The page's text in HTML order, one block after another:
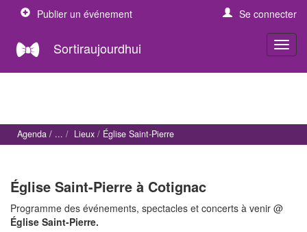
Publier un événement Se connecter
Sortiraujourdhui
Agenda Lieux Église Saint-Pierre
Église Saint-Pierre à Cotignac
Programme des événements, spectacles et concerts à venir @
Église Saint-Pierre.